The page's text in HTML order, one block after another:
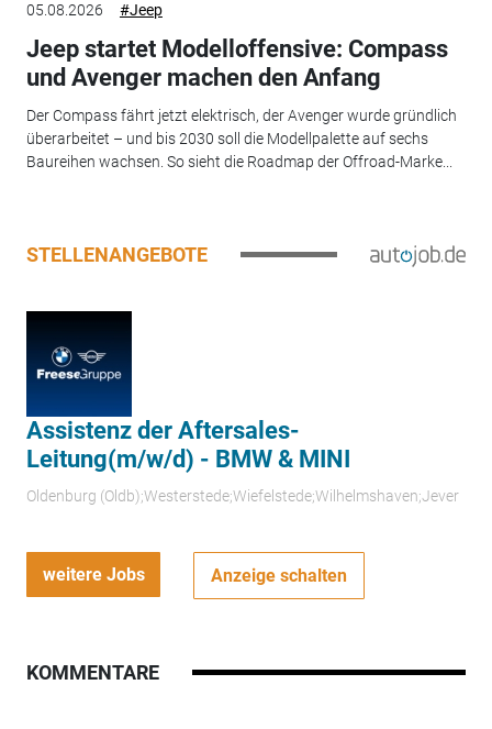
05.08.2026 #Jeep
Jeep startet Modelloffensive: Compass
und Avenger machen den Anfang
Der Compass fährt jetzt elektrisch, der Avenger wurde gründlich
überarbeitet – und bis 2030 soll die Modellpalette auf sechs
Baureihen wachsen. So sieht die Roadmap der Offroad-Marke...
STELLENANGEBOTE
Assistenz der Aftersales-
Leitung(m/w/d) - BMW & MINI
Oldenburg (Oldb);Westerstede;Wiefelstede;Wilhelmshaven;Jever
weitere Jobs Anzeige schalten
KOMMENTARE